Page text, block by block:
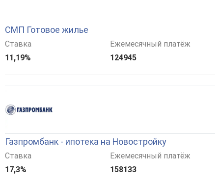
СМП Готовое жилье
Ставка
11,19%
Ежемесячный платёж
124945
Газпромбанк - ипотека на Новостройку
Ставка
17,3%
Ежемесячный платёж
158133